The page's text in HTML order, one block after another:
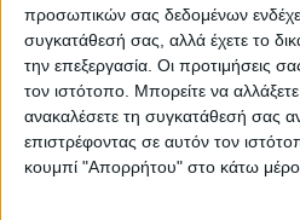
προσωπικών σας δεδομένων
συγκατάθεσή σας, αλλά έχετε το
την επεξεργασία. Οι προτιμήσεις
τον ιστότοπο. Μπορείτε να
ανακαλέσετε τη συγκατάθεσή σας
επιστρέφοντας σε αυτόν τον
κουμπί "Απορρήτου" στο κάτω